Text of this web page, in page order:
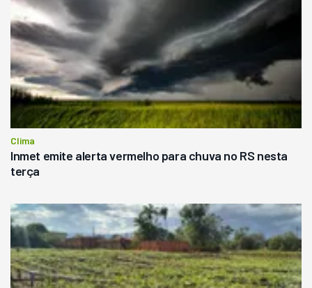
Clima
Inmet emite alerta vermelho para chuva no RS nesta
terça